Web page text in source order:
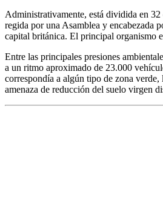
Administrativamente, está dividida en
regida por una Asamblea y encabezada
capital británica. El principal organismo
Entre las principales presiones
a un ritmo aproximado de 23.000
correspondía a algún tipo de zona
amenaza de reducción del suelo virgen